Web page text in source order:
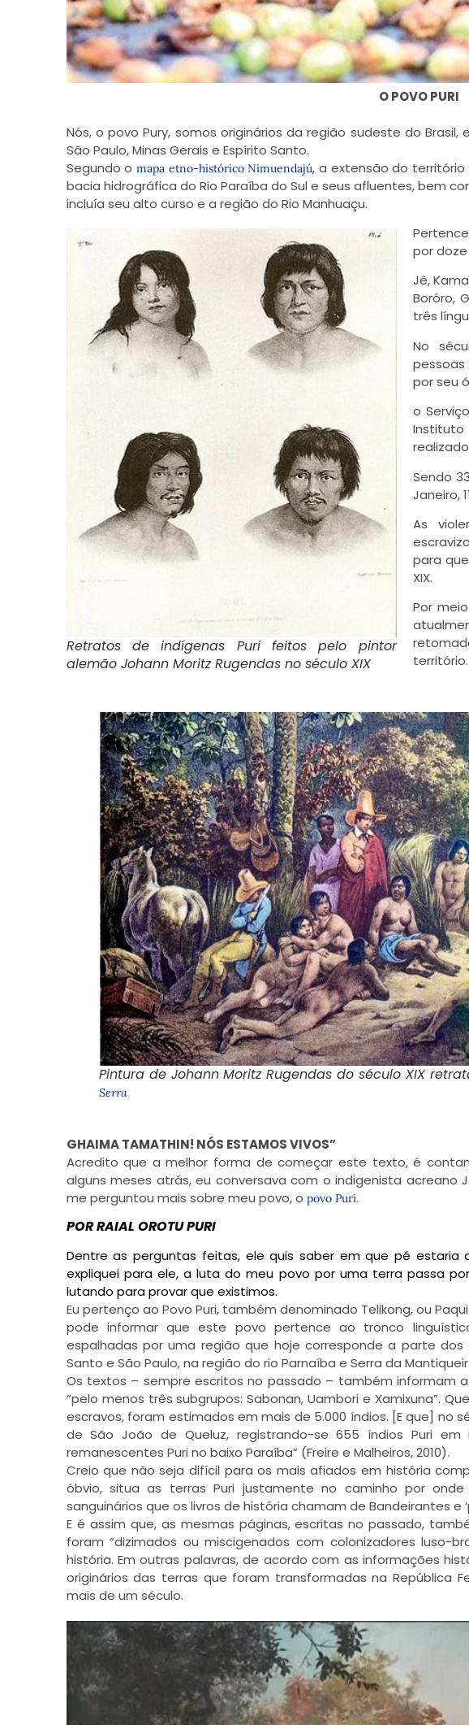
O POVO PURI
Nós, o povo Pury, somos originários da região sudeste do Brasil,
São Paulo, Minas Gerais e Espírito Santo.
Segundo omapa etno-histórico Nimuendajú, a extensão do território
bacia hidrográfica do Rio Paraíba do Sul e seus afluentes, bem
incluía seu alto curso e a região do Rio Manhuaçu.
Retratos de indígenas Puri feitos pelo pintor
alemão Johann Moritz Rugendas no século XIX
por
Jê,
Boróro,
três
No
pessoas
por seu
o
Sendo
Janeiro,
As
para
XIX.
Por
território.
Pintura de Johann Moritz Rugendas do século XIX
Serra
GHAIMA TAMATHIN! NÓS ESTAMOS VIVOS”
Acredito que a melhor forma de começar este texto, é
alguns meses atrás, eu conversava com o indigenista acreano
me perguntou mais sobre meu povo, o povo Puri.
POR RAIAL OROTU PURI
Dentre as perguntas feitas, ele quis saber em que pé
expliquei para ele, a luta do meu povo por uma terra passa
lutando para provar que existimos.
Eu pertenço ao Povo Puri, também denominado Telikong, ou
pode informar que este povo pertence ao tronco
espalhadas por uma região que hoje corresponde a parte dos
Santo e São Paulo, na região do rio Parnaíba e Serra da
Os textos – sempre escritos no passado – também informam
“pelo menos três subgrupos: Sabonan, Uambori e Xamixuna”.
escravos, foram estimados em mais de 5.000 índios. [E que] no
de São João de Queluz, registrando-se 655 índios Puri em
remanescentes Puri no baixo Paraíba” (Freire e Malheiros, 2010).
Creio que não seja difícil para os mais afiados em história
óbvio, situa as terras Puri justamente no caminho por
sanguinários que os livros de história chamam de Bandeirantes e
E é assim que, as mesmas páginas, escritas no passado,
foram “dizimados ou miscigenados com colonizadores luso-
história. Em outras palavras, de acordo com as informações
originários das terras que foram transformadas na República
mais de um século.